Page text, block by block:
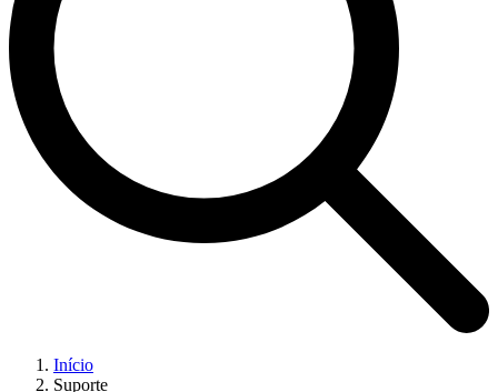
Início
Suporte